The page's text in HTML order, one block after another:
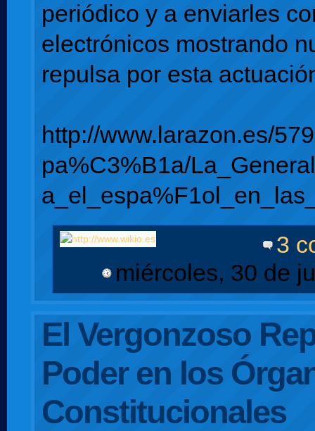
periódico y a enviarles
electrónicos mostrando
repulsa por esta
http://www.larazon.es/
pa%C3%B1a/
3
miércoles, 30 de
El Vergonzoso
Poder en los
Constitucionales